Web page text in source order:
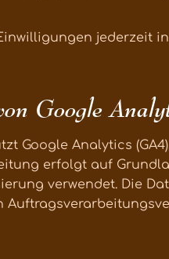
jederzeit
Google
Google Analytics
erfolgt auf
verwendet. Die